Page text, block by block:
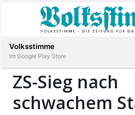
Immobilien
Abonnieren
ZS-Sieg nach
schwachem
Volksstimme
Im Google Play Store